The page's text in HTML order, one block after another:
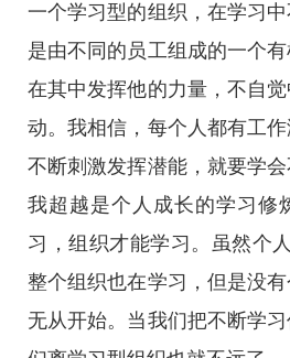
一个学习型的组织，在学习
是由不同的员工组成的一个
在其中发挥他的力量，不自
动。我相信，每个人都有工
不断刺激发挥潜能，就要学
我超越是个人成长的学习修
习，组织才能学习。虽然个
整个组织也在学习，但是没
无从开始。当我们把不断学